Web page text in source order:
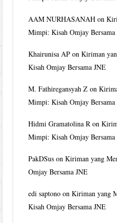
AAM NURHASANAH on
Mimpi: Kisah Omjay Bersama
Khairunisa AP onKiriman
Kisah Omjay Bersama JNE
M. Fathiregansyah Z on
Mimpi: Kisah Omjay Bersama
Hidmi Gramatolina R on
Mimpi: Kisah Omjay Bersama
PakDSus onKiriman yang
Omjay Bersama JNE
edi saptono onKiriman yang
Kisah Omjay Bersama JNE